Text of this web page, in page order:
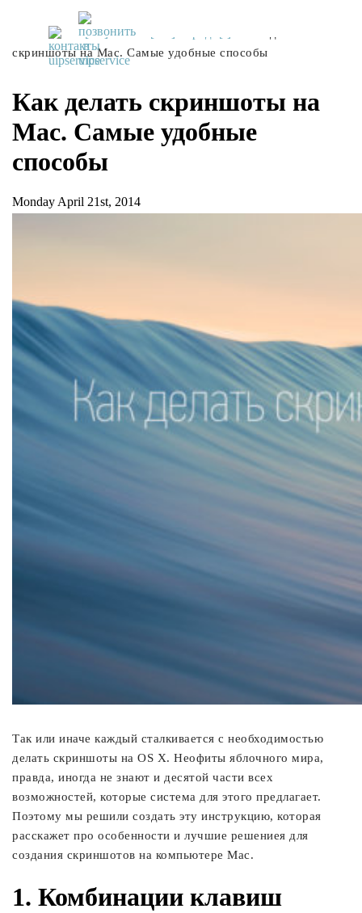
UiPservice »[:ru]Советы[:ua]Поради[:]
скриншоты на Mac. Самые удобные способы
Как делать скриншоты на
Mac. Самые удобные
способы
Monday April 21st, 2014
Так или иначе каждый сталкивается с необходимостью
делать скриншоты на OS X. Неофиты яблочного мира,
правда, иногда не знают и десятой части всех
возможностей, которые система для этого предлагает.
Поэтому мы решили создать эту инструкцию, которая
расскажет про особенности и лучшие решениея для
создания скриншотов на компьютере Mac.
1. Комбинации клавиш